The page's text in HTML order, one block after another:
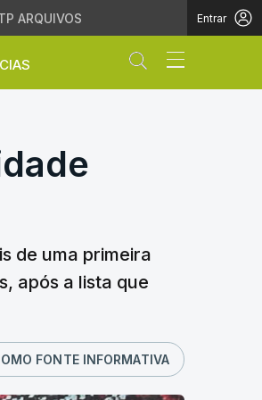
ARQUIVOS Entrar
Abrir campo
de uma primeira
após a lista que
FONTE INFORMATIVA